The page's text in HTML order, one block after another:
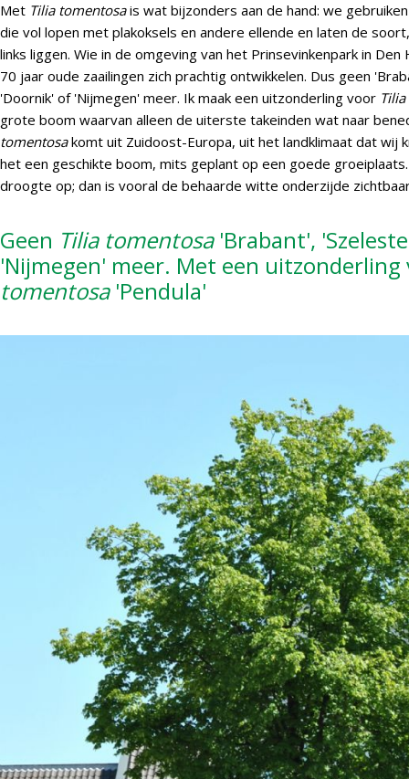
Met Tilia tomentosais wat bijzonders aan de hand: we
die vol lopen met plakoksels en andere ellende en laten de
links liggen. Wie in de omgeving van het Prinsevinkenpark in
70 jaar oude zaailingen zich prachtig ontwikkelen. Dus geen
'Doornik' of 'Nijmegen' meer. Ik maak een uitzonderling voor
grote boom waarvan alleen de uiterste takeinden wat naar
tomentosakomt uit Zuidoost-Europa, uit het landklimaat dat wij
het een geschikte boom, mits geplant op een goede
droogte op; dan is vooral de behaarde witte onderzijde
Geen Tilia tomentosa'Brabant',
'Nijmegen' meer. Met een
tomentosa'Pendula'